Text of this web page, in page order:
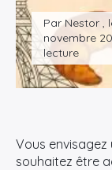
Par Nestor ,
novembre
lecture
Vous
souhaitez être